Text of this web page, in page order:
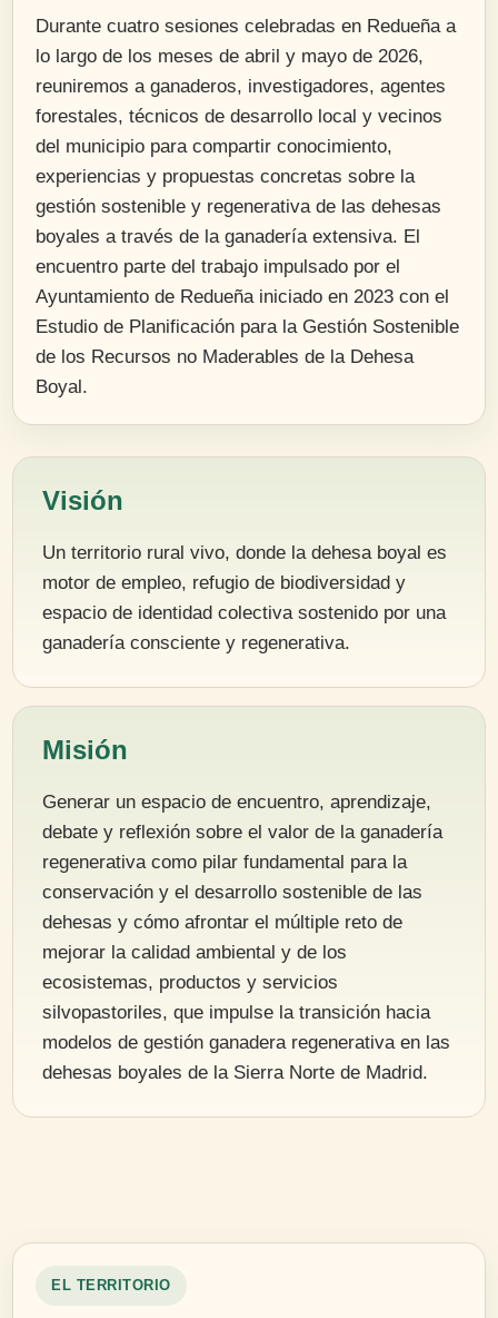
Durante cuatro sesiones celebradas en Redueña a
lo largo de los meses de abril y mayo de 2026,
reuniremos a ganaderos, investigadores, agentes
forestales, técnicos de desarrollo local y vecinos
del municipio para compartir conocimiento,
experiencias y propuestas concretas sobre la
gestión sostenible y regenerativa de las dehesas
boyales a través de la ganadería extensiva. El
encuentro parte del trabajo impulsado por el
Ayuntamiento de Redueña iniciado en 2023 con el
Estudio de Planificación para la Gestión Sostenible
de los Recursos no Maderables de la Dehesa
Boyal.
Visión
Un territorio rural vivo, donde la dehesa boyal es
motor de empleo, refugio de biodiversidad y
espacio de identidad colectiva sostenido por una
ganadería consciente y regenerativa.
Misión
Generar un espacio de encuentro, aprendizaje,
debate y reflexión sobre el valor de la ganadería
regenerativa como pilar fundamental para la
conservación y el desarrollo sostenible de las
dehesas y cómo afrontar el múltiple reto de
mejorar la calidad ambiental y de los
ecosistemas, productos y servicios
silvopastoriles, que impulse la transición hacia
modelos de gestión ganadera regenerativa en las
dehesas boyales de la Sierra Norte de Madrid.
EL TERRITORIO